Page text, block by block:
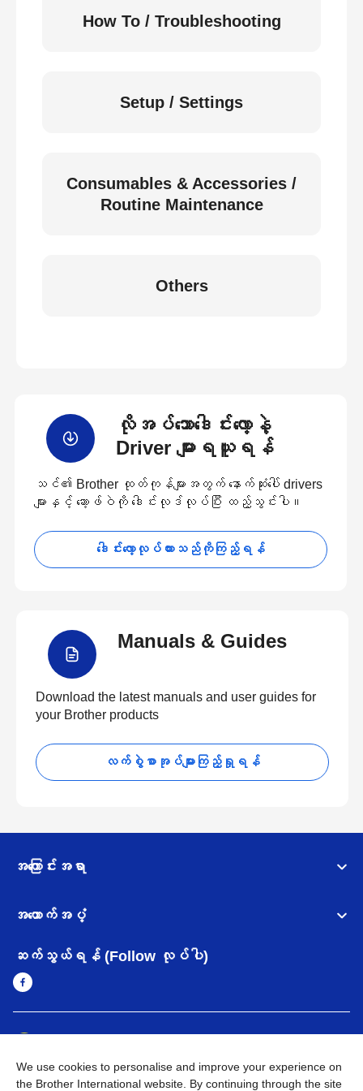
How To / Troubleshooting
Setup / Settings
Consumables & Accessories /
Routine Maintenance
Others
လိုအပ်သောဒေါင်းလော့နဲ့
Driver များရယူရန်
သင်၏ Brother ထုတ်ကုန်များအတွက် နောက်ဆုံးပေါ် drivers
များနှင့် ဆော့ဖ်ဝဲကို ဒေါင်းလုဒ်လုပ်ပြီး ထည့်သွင်းပါ။
ဒေါင်းလော့လုပ်ထားသည်ကိုကြည့်ရန်
Manuals & Guides
Download the latest manuals and user guides for
your Brother products
လက်စွဲစာအုပ်များကြည့်ရှုရန်
အကြောင်းအရာ
အထောက်အပံ့
ဆက်သွယ်ရန် (Follow လုပ်ပါ)
အချက်အလက်မူဝါဒ အသုံးပြုမူဝါဒ
သုံးစွဲရန် ဝက်ဆိုဒ်အညွှန်း
We use cookies to personalise and improve your experience on
the Brother International website. By continuing through the site